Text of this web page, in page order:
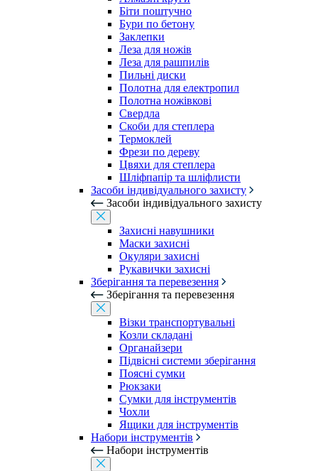
Біти поштучно
Бури по бетону
Заклепки
Леза для ножів
Леза для рашпилів
Пильні диски
Полотна для електропил
Полотна ножівкові
Свердла
Скоби для степлера
Термоклей
Фрези по дереву
Цвяхи для степлера
Шліфпапір та шліфлисти
Засоби індивідуального захисту
Засоби індивідуального захисту
Захисні навушники
Маски захисні
Окуляри захисні
Рукавички захисні
Зберігання та перевезення
Зберігання та перевезення
Візки транспортувальні
Козли складані
Органайзери
Підвісні системи зберігання
Поясні сумки
Рюкзаки
Сумки для інструментів
Чохли
Ящики для інструментів
Набори інструментів
Набори інструментів